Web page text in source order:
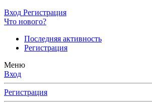
Вход Регистрация
Что нового?
Последняя активность
Регистрация
Меню
Вход
Регистрация